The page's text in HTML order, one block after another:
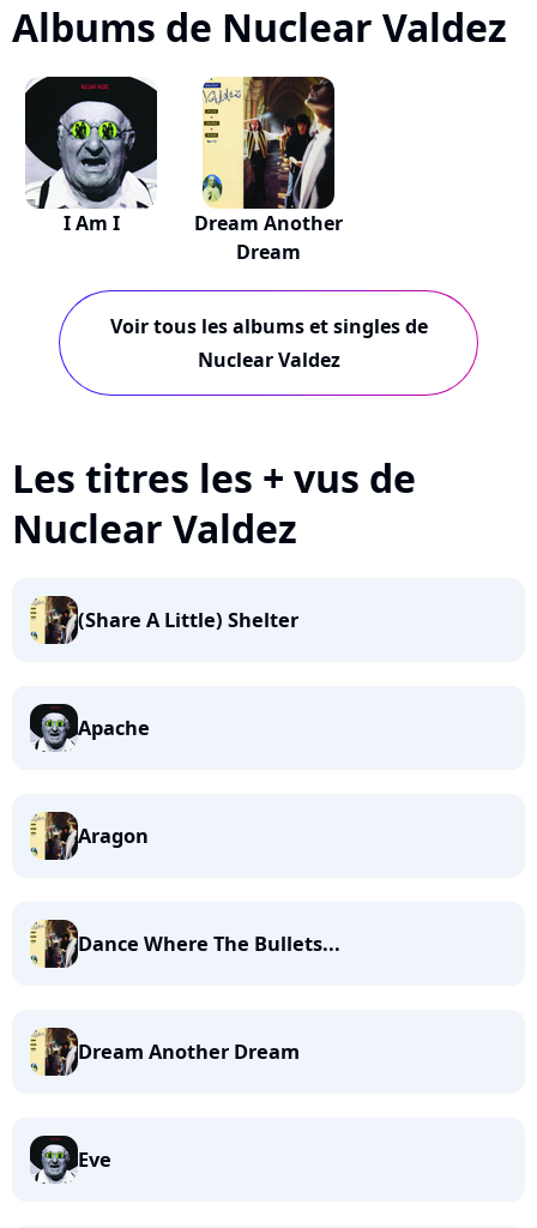
Albums de Nuclear Valdez
I Am I
Dream Another
Dream
Voir tous les albums et singles de
Nuclear Valdez
Les titres les + vus de
Nuclear Valdez
(Share A Little) Shelter
Apache
Aragon
Dance Where The Bullets...
Dream Another Dream
Eve